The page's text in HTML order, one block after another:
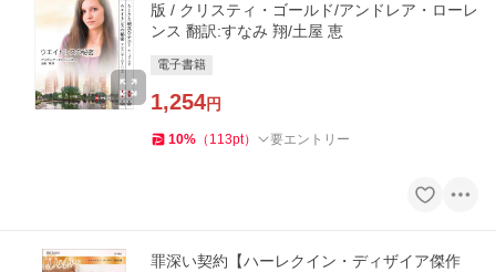
版 / クリスティ・ゴールド/アンドレア・ローレ
ンス 翻訳:すなみ 翔/土屋 恵
電子書籍
1,254円
10% （ 113pt） 要エントリー
罪深い契約【ハーレクイン・ディザイア傑作